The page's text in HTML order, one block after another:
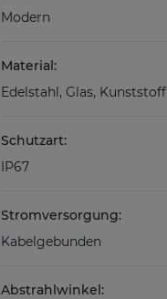
Modern
Material:
Edelstahl, Glas, Kunststoff
Schutzart:
IP67
Stromversorgung:
Kabelgebunden
Abstrahlwinkel: